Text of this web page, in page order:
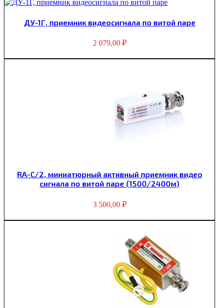
ДУ-1Г, приемник видеосигнала по витой паре
2 079,00 ₽
RA-C/2, миниатюрный активный приемник видео
сигнала по витой паре (1500/2400м)
3 500,00 ₽